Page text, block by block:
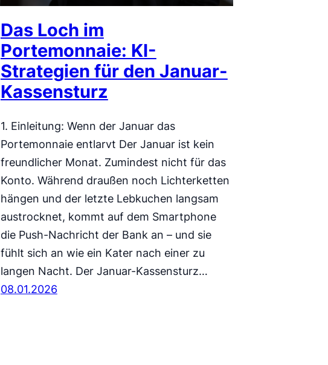
Das Loch im
Portemonnaie: KI-
Strategien für den Januar-
Kassensturz
1. Einleitung: Wenn der Januar das
Portemonnaie entlarvt Der Januar ist kein
freundlicher Monat. Zumindest nicht für das
Konto. Während draußen noch Lichterketten
hängen und der letzte Lebkuchen langsam
austrocknet, kommt auf dem Smartphone
die Push-Nachricht der Bank an – und sie
fühlt sich an wie ein Kater nach einer zu
langen Nacht. Der Januar-Kassensturz…
08.01.2026